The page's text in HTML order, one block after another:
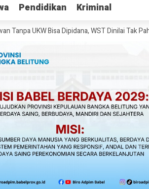
Pendidikan Kriminal
Pendidikan Kriminal
Bisa Dipidana, WST Dinilai Tak Pahami UU Pers